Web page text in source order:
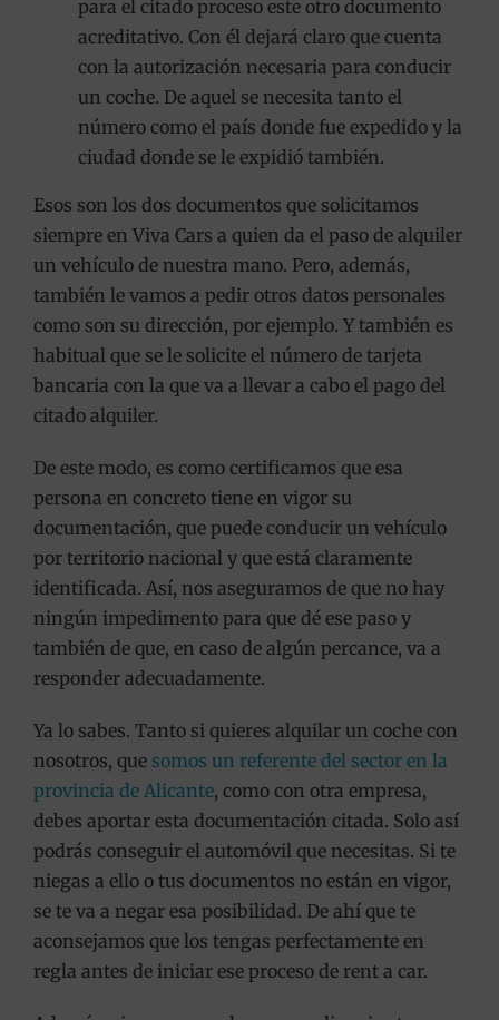
para el citado proceso este otro documento
acreditativo. Con él dejará claro que cuenta
con la autorización necesaria para conducir
un coche. De aquel se necesita tanto el
número como el país donde fue expedido y la
ciudad donde se le expidió también.
Esos son los dos documentos que solicitamos
siempre en Viva Cars a quien da el paso de alquiler
un vehículo de nuestra mano. Pero, además,
también le vamos a pedir otros datos personales
como son su dirección, por ejemplo. Y también es
habitual que se le solicite el número de tarjeta
bancaria con la que va a llevar a cabo el pago del
citado alquiler.
De este modo, es como certificamos que esa
persona en concreto tiene en vigor su
documentación, que puede conducir un vehículo
por territorio nacional y que está claramente
identificada. Así, nos aseguramos de que no hay
ningún impedimento para que dé ese paso y
también de que, en caso de algún percance, va a
responder adecuadamente.
Ya lo sabes. Tanto si quieres alquilar un coche con
nosotros, que somos un referente del sector en la
provincia de Alicante, como con otra empresa,
debes aportar esta documentación citada. Solo así
podrás conseguir el automóvil que necesitas. Si te
niegas a ello o tus documentos no están en vigor,
se te va a negar esa posibilidad. De ahí que te
aconsejamos que los tengas perfectamente en
regla antes de iniciar ese proceso de rent a car.